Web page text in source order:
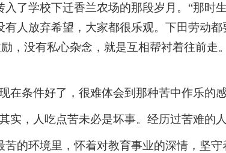
入了学校下迁香兰农场的那段岁月。“那时
有人放弃希望，大家都很乐观。下田劳动
励，没有私心杂念，就是互相帮衬着往前走
在条件好了，很难体会到那种苦中作乐的
实，人吃点苦未必是坏事。经历过苦难的
苦的环境里，怀着对教育事业的深情，坚